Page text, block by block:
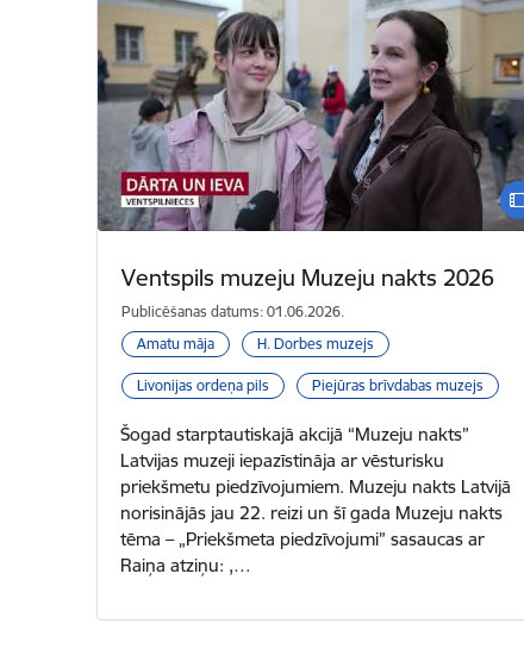
Ventspils muzeju Muzeju nakts 2026
Publicēšanas datums: 01.06.2026.
Amatu māja
H. Dorbes muzejs
Livonijas ordeņa pils Piejūras brīvdabas muzejs
Šogad starptautiskajā akcijā “Muzeju nakts”
Latvijas muzeji iepazīstināja ar vēsturisku
priekšmetu piedzīvojumiem. Muzeju nakts Latvijā
norisinājās jau 22. reizi un šī gada Muzeju nakts
tēma – „Priekšmeta piedzīvojumi” sasaucas ar
Raiņa atziņu: ,…